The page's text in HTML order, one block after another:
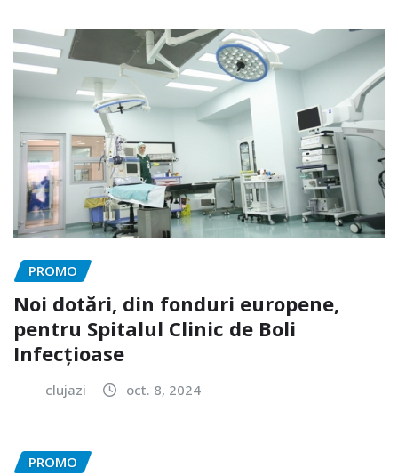
PROMO
Noi dotări, din fonduri europene,
pentru Spitalul Clinic de Boli
Infecțioase
clujazi oct. 8, 2024
PROMO